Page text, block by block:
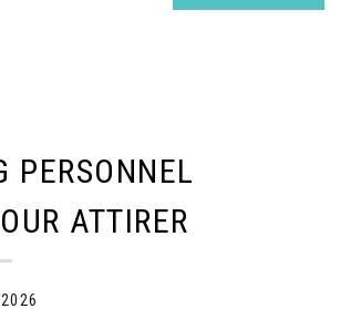
partout sur la Rive-Sud de
PERSONNEL
ATTIRER